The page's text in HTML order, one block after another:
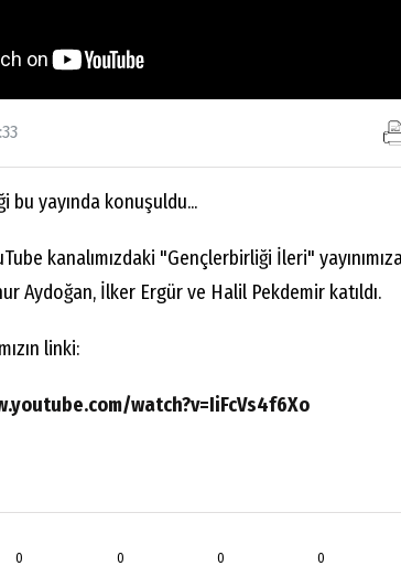
bu yayında konuşuldu...
kanalımızdaki "Gençlerbirliği İleri"
Aydoğan, İlker Ergür ve Halil Pekdemir katıldı.
linki:
watch?v=IiFcVs4f6Xo
0 0 0 0